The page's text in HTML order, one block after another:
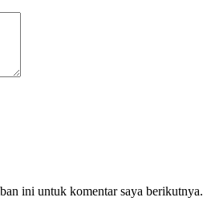
ini untuk komentar saya berikutnya.